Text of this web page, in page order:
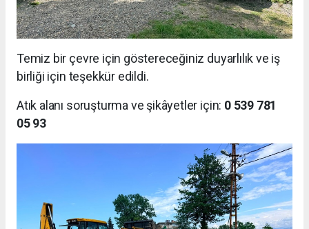
Temiz bir çevre için göstereceğiniz duyarlılık ve iş
birliği için teşekkür edildi.
Atık alanı soruşturma ve şikâyetler için: 0 539 781
05 93